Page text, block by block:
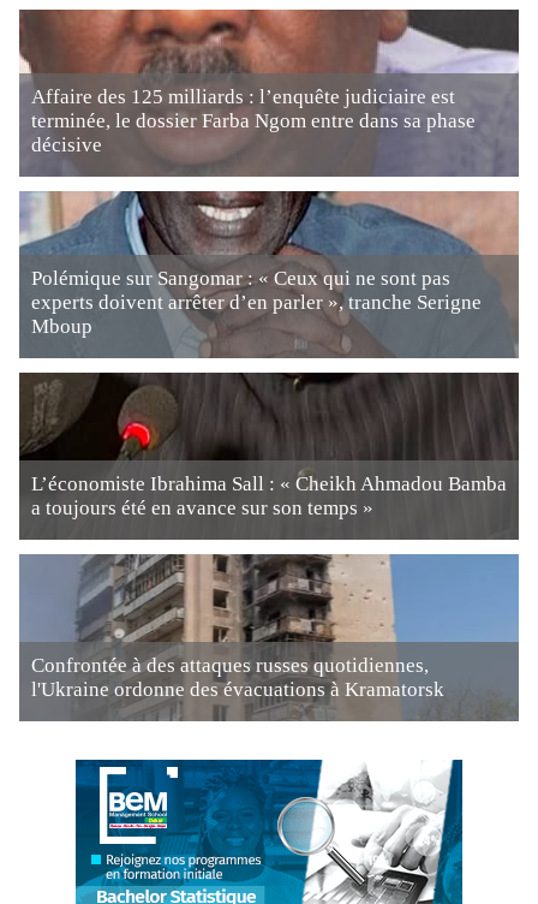
Affaire des 125 milliards : l’enquête judiciaire est
terminée, le dossier Farba Ngom entre dans sa phase
décisive
Polémique sur Sangomar : « Ceux qui ne sont pas
experts doivent arrêter d’en parler », tranche Serigne
Mboup
L’économiste Ibrahima Sall : « Cheikh Ahmadou Bamba
a toujours été en avance sur son temps »
Confrontée à des attaques russes quotidiennes,
l'Ukraine ordonne des évacuations à Kramatorsk